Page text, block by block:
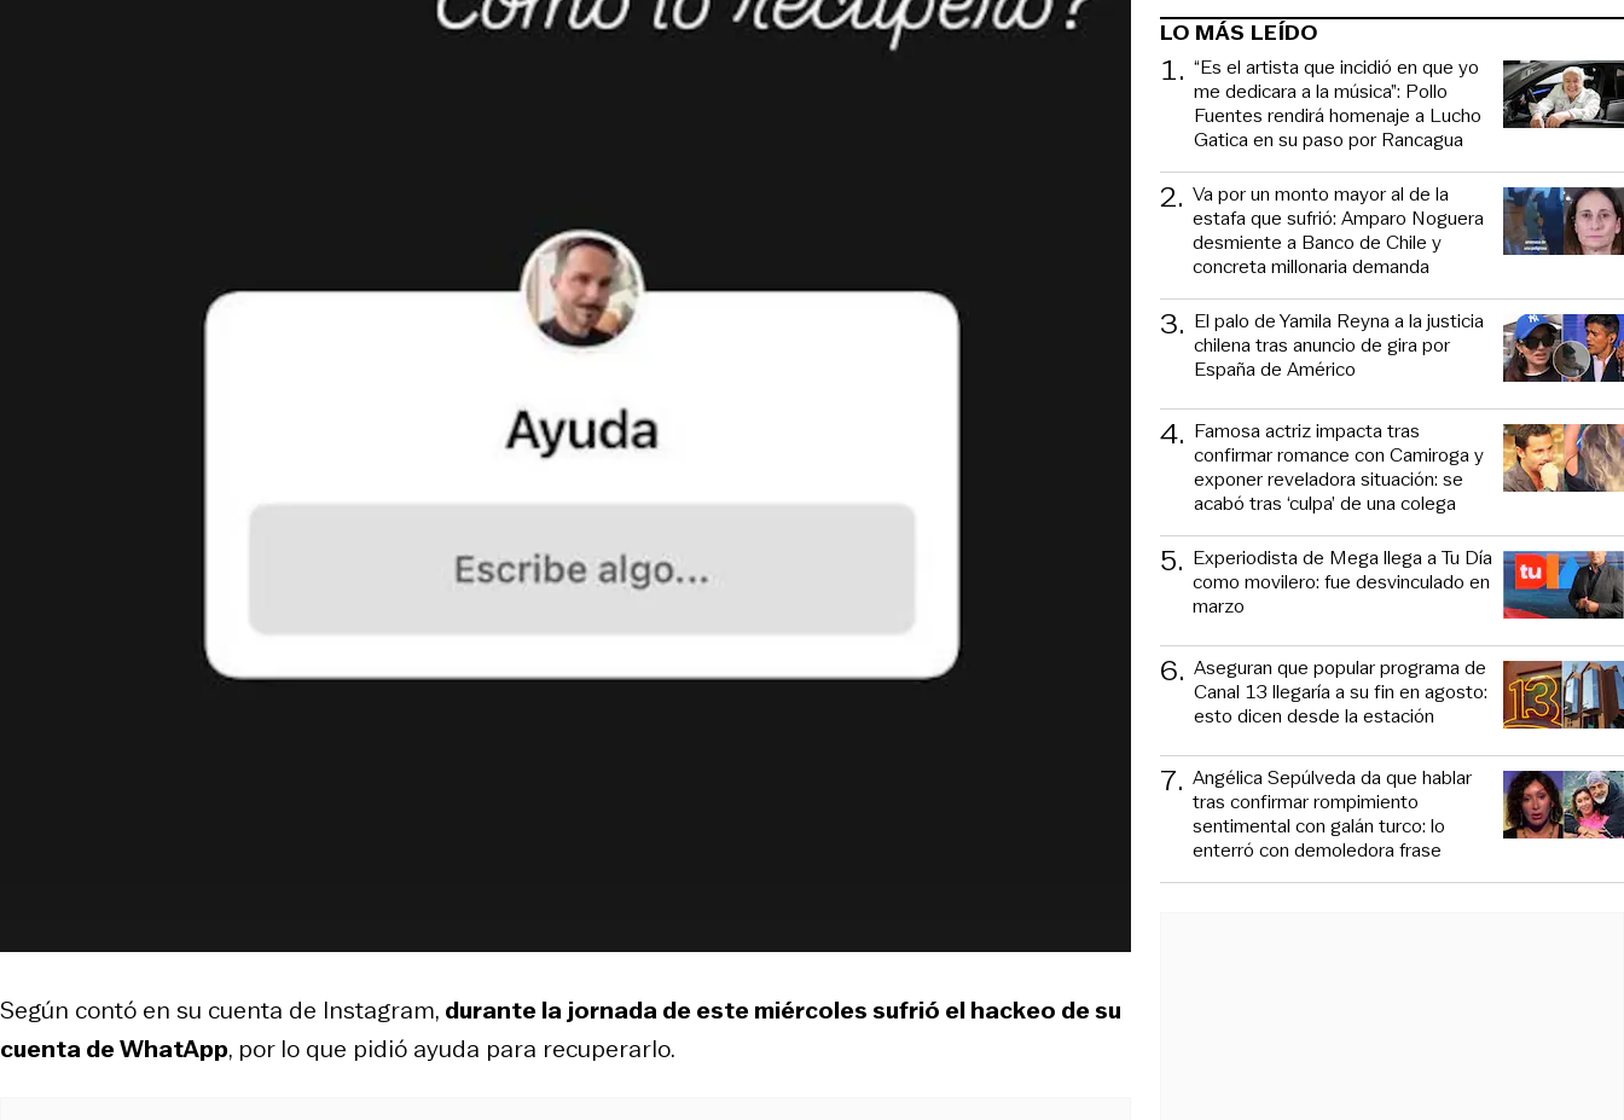
Según contó en su cuenta de Instagram, durante la jornada de este miércoles sufrió el hackeo de su
cuenta de WhatApp, por lo que pidió ayuda para recuperarlo.
LO MÁS LEÍDO
1. “Es el artista que incidió en que yo
me dedicara a la música”: Pollo
Fuentes rendirá homenaje a Lucho
Gatica en su paso por Rancagua
2. Va por un monto mayor al de la
estafa que sufrió: Amparo Noguera
desmiente a Banco de Chile y
concreta millonaria demanda
3. El palo de Yamila Reyna a la justicia
chilena tras anuncio de gira por
España de Américo
4. Famosa actriz impacta tras
confirmar romance con Camiroga y
exponer reveladora situación: se
acabó tras ‘culpa’ de una colega
5. Experiodista de Mega llega a Tu Día
como movilero: fue desvinculado en
marzo
6. Aseguran que popular programa de
Canal 13 llegaría a su fin en agosto:
esto dicen desde la estación
7. Angélica Sepúlveda da que hablar
tras confirmar rompimiento
sentimental con galán turco: lo
enterró con demoledora frase